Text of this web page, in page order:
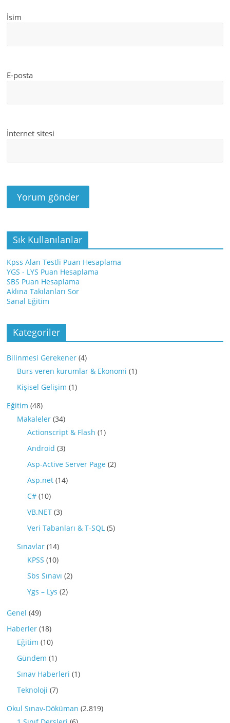
İsim
E-posta
İnternet sitesi
Sık Kullanılanlar
Kpss Alan Testli Puan Hesaplama
YGS - LYS Puan Hesaplama
SBS Puan Hesaplama
Aklına Takılanları Sor
Sanal Eğitim
Kategoriler
Bilinmesi Gerekener (4)
Burs veren kurumlar & Ekonomi (1)
Kişisel Gelişim (1)
Eğitim (48)
Makaleler (34)
Actionscript & Flash (1)
Android (3)
Asp-Active Server Page (2)
Asp.net (14)
C# (10)
VB.NET (3)
Veri Tabanları & T-SQL (5)
Sınavlar (14)
KPSS (10)
Sbs Sınavı (2)
Ygs – Lys (2)
Genel (49)
Haberler (18)
Eğitim (10)
Gündem (1)
Sınav Haberleri (1)
Teknoloji (7)
Okul Sınav-Döküman (2.819)